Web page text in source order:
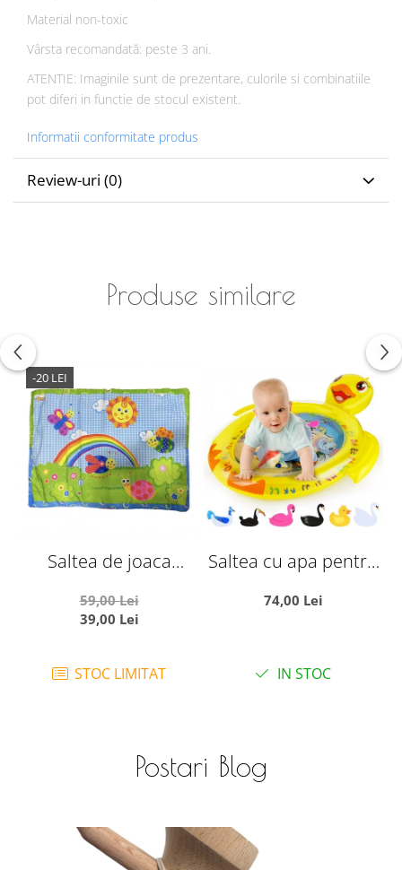
Material non-toxic
Vârsta recomandată: peste 3 ani.
ATENTIE: Imaginile sunt de prezentare, culorile si combinatiile
pot diferi in functie de stocul existent.
Informatii conformitate produs
Review-uri (0)
Produse similare
-20 LEI
Saltea de joaca
Curcubeu si insecte
vesele, 92 x 60 cm
59,00 Lei
39,00 Lei
STOC LIMITAT
Saltea cu apa pentru
Ratusca vesela
74,00 Lei
IN STOC
Postari Blog